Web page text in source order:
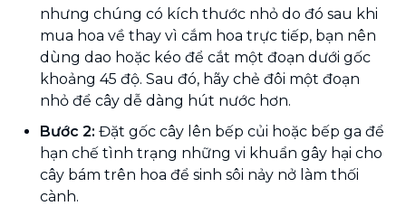
nhưng chúng có kích thước nhỏ do đó sau khi
mua hoa về thay vì cắm hoa trực tiếp, bạn nên
dùng dao hoặc kéo để cắt một đoạn dưới gốc
khoảng 45 độ. Sau đó, hãy chẻ đôi một đoạn
nhỏ để cây dễ dàng hút nước hơn.
Bước 2: Đặt gốc cây lên bếp củi hoặc bếp ga để
hạn chế tình trạng những vi khuẩn gây hại cho
cây bám trên hoa để sinh sôi nảy nở làm thối
cành.